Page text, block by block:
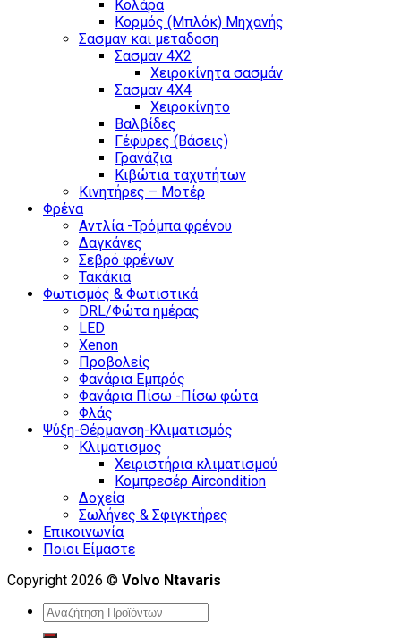
Κολάρα
Κορμός (Μπλόκ) Μηχανής
Σασμαν και μεταδοση
Σασμαν 4Χ2
Χειροκίνητα σασμάν
Σασμαν 4Χ4
Χειροκίνητο
Βαλβίδες
Γέφυρες (Βάσεις)
Γρανάζια
Κιβώτια ταχυτήτων
Κινητήρες – Μοτέρ
Φρένα
Αντλία -Τρόμπα φρένου
Δαγκάνες
Σεβρό φρένων
Τακάκια
Φωτισμός & Φωτιστικά
DRL/Φώτα ημέρας
LED
Xenon
Προβολείς
Φανάρια Εμπρός
Φανάρια Πίσω -Πίσω φώτα
Φλάς
Ψύξη-Θέρμανση-Κλιματισμός
Κλιματισμος
Χειριστήρια κλιματισμού
Κομπρεσέρ Aircondition
Δοχεία
Σωλήνες & Σφιγκτήρες
Επικοινωνία
Ποιοι Είμαστε
Copyright 2026 © Volvo Ntavaris
Search